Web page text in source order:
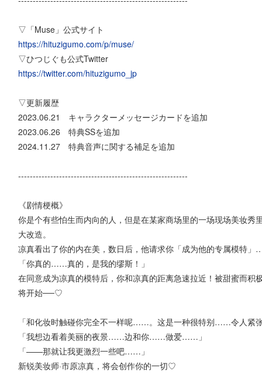
▽「Muse」公式サイト
https://hituzigumo.com/p/muse/
▽ひつじぐも公式Twitter
https://twitter.com/hituzigumo_jp
▽更新履歴
2023.06.21 キャラクターメッセージカードを追加
2023.06.26 特典SSを追加
2024.11.27 特典音声に関する補足を追加
----------------------------------------------------------
《剧情梗概》
你是个有些怕生而内向的人，但是在某家商场里的一场现场美妆秀
大改造。
凉真看出了你的内在美，数日后，他请求你「成为他的专属模特
「你真的……真的，是我的缪斯！」
在同意成为凉真的模特后，你和凉真的距离急速拉近！被甜蜜而积
将开始──♡
「和化妆时触碰你完全不一样呢……。这是一种很特别……令人
「我想边看着美丽的夜景……边和你……做爱……」
「——那就让我更激烈一些吧……」
新锐美妆师·市原凉真，将会创作你的一切♡